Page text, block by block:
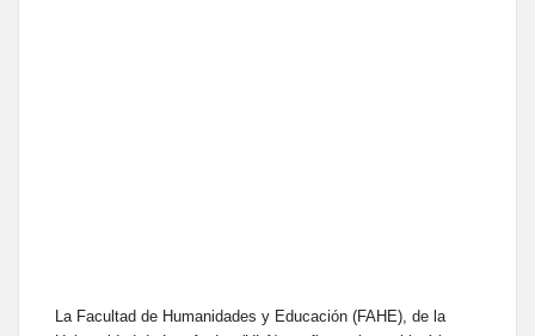
La Facultad de Humanidades y Educación (FAHE), de la